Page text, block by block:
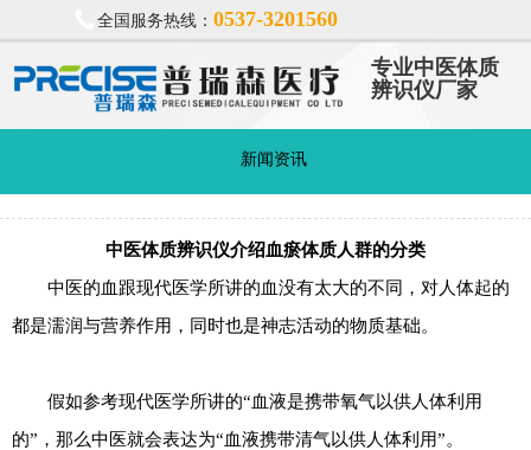
全国服务热线：0537-3201560
专业中医体质
辨识仪厂家
新闻资讯
中医体质辨识仪介绍血瘀体质人群的分类
中医的血跟现代医学所讲的血没有太大的不同，对人体起的
都是濡润与营养作用，同时也是神志活动的物质基础。
假如参考现代医学所讲的“血液是携带氧气以供人体利用
的”，那么中医就会表达为“血液携带清气以供人体利用”。